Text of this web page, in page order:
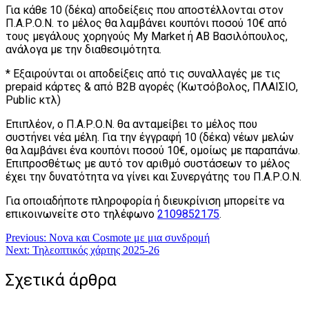
Για κάθε 10 (δέκα) αποδείξεις που αποστέλλονται στον
Π.Α.Ρ.Ο.Ν. το μέλος θα λαμβάνει κουπόνι ποσού 10€ από
τους μεγάλους χορηγούς Μy Market ή ΑΒ Βασιλόπουλος,
ανάλογα με την διαθεσιμότητα.
* Εξαιρούνται οι αποδείξεις από τις συναλλαγές με τις
prepaid κάρτες & από B2B αγορές (Κωτσόβολος, ΠΛΑΙΣΙΟ,
Public κτλ)
Επιπλέον, ο Π.Α.Ρ.Ο.Ν. θα ανταμείβει το μέλος που
συστήνει νέα μέλη. Για την έγγραφή 10 (δέκα) νέων μελών
θα λαμβάνει ένα κουπόνι ποσού 10€, ομοίως με παραπάνω.
Επιπροσθέτως με αυτό τον αριθμό συστάσεων το μέλος
έχει την δυνατότητα να γίνει και Συνεργάτης του Π.Α.Ρ.Ο.Ν.
Για οποιαδήποτε πληροφορία ή διευκρίνιση μπορείτε να
επικοινωνείτε στο τηλέφωνο 2109852175.
Πλοήγηση
άρθρων
Previous: Nova και Cosmote με μια συνδρομή
Next: Τηλεοπτικός χάρτης 2025-26
Σχετικά άρθρα